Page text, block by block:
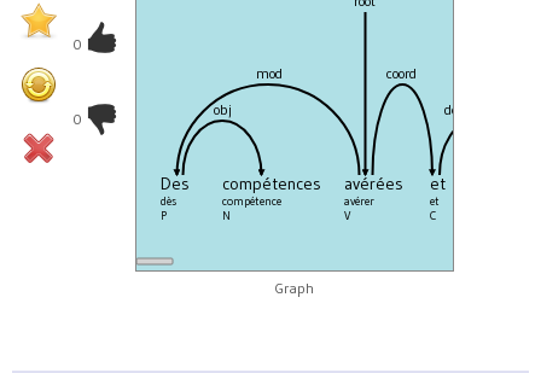
0
0
Des
dès
P
compétences
compétence
N
avérées
avérer
V
et
et
C
mod
obj
coord
dep_coord
Graph